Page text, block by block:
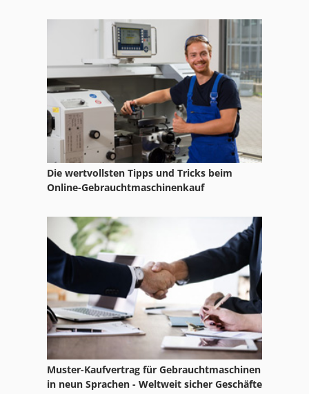
Die wertvollsten Tipps und Tricks beim
Online-Gebrauchtmaschinenkauf
Muster-Kaufvertrag für Gebrauchtmaschinen
in neun Sprachen - Weltweit sicher Geschäfte